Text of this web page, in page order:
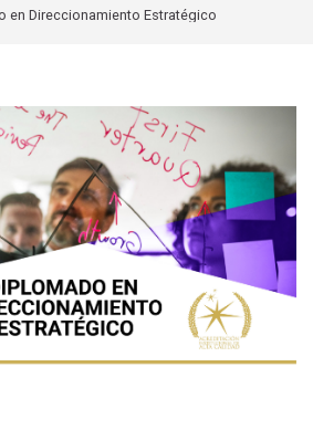
en Direccionamiento Estratégico